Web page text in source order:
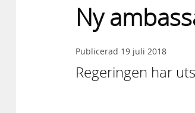
Ny
Publicerad 19 juli 2018
Regeringen har